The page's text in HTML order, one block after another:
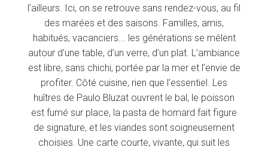
l’ailleurs. Ici, on se retrouve sans rendez-vous, au fil
des marées et des saisons. Familles, amis,
habitués, vacanciers... les générations se mêlent
autour d’une table, d’un verre, d’un plat. L’ambiance
est libre, sans chichi, portée par la mer et l’envie de
profiter. Côté cuisine, rien que l’essentiel. Les
huîtres de Paulo Bluzat ouvrent le bal, le poisson
est fumé sur place, la pasta de homard fait figure
de signature, et les viandes sont soigneusement
choisies. Une carte courte, vivante, qui suit les